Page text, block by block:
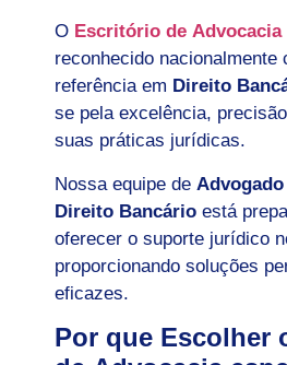
O Escritório de Advocacia
reconhecido nacionalmente
referência em Direito
se pela excelência,
suas práticas jurídicas.
Nossa equipe de
Direito Bancário está
oferecer o suporte jurídico
proporcionando soluções
eficazes.
Por que Escolher